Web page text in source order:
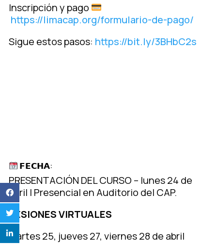
Inscripción y pago
https://limacap.org/formulario-de-pago/
Sigue estos pasos: https://bit.ly/3BHbC2s
𝗙𝗘𝗖𝗛𝗔:
PRESENTACIÓN DEL CURSO – lunes 24 de
abril | Presencial en Auditorio del CAP.
SESIONES VIRTUALES
Martes 25, jueves 27, viernes 28 de abril